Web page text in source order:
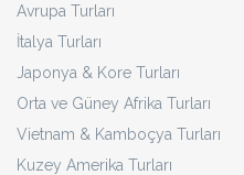
Avrupa Turları
İtalya Turları
Japonya & Kore Turları
Orta ve Güney Afrika Turları
Vietnam & Kamboçya Turları
Kuzey Amerika Turları